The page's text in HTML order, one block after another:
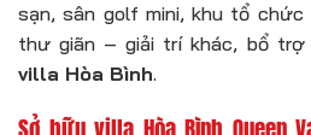
sạn, sân golf mini, khu tổ
thư giãn – giải trí khác, bổ
villa Hòa Bình.